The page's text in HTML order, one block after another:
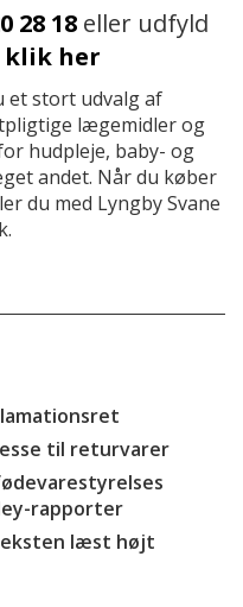
28 18eller udfyld
klik her
et stort udvalg af
lægemidler og
hudpleje, baby- og
andet. Når du køber
du med Lyngby Svane
til returvarer
rapporter
læst højt